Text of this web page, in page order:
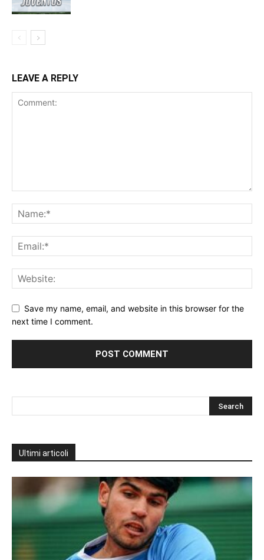
LEAVE A REPLY
Save my name, email, and website in this browser for the
next time I comment.
Ultimi articoli